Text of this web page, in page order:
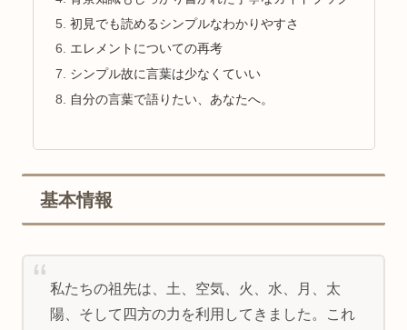
初見でも読めるシンプルなわかりやすさ
エレメントについての再考
シンプル故に言葉は少なくていい
自分の言葉で語りたい、あなたへ。
基本情報
私たちの祖先は、土、空気、火、水、月、太
陽、そして四方の力を利用してきました。これ